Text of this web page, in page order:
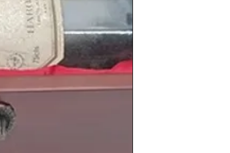
la competición francesa se le
un buen tercer puesto.
diarios más importantes de la prensa
de octubre de 1989 se publica el
El Mundoen Madrid fundado por
venia de dirigir DIARIO 16.
genial escritorCamilo José Cela
Nobel de Literatura
ser humano con obras literarias como
de Pascual Duarte.
musicales como